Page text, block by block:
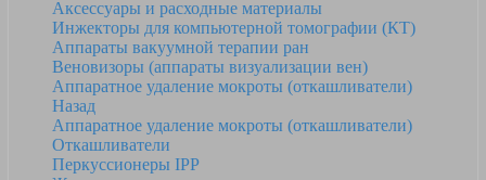
Аксессуары и расходные материалы
Инжекторы для компьютерной томографии (КТ)
Аппараты вакуумной терапии ран
Веновизоры (аппараты визуализации вен)
Аппаратное удаление мокроты (откашливатели)
Назад
Аппаратное удаление мокроты (откашливатели)
Откашливатели
Перкуссионеры IPP